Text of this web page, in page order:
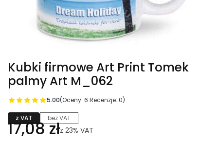
Kubki firmowe Art Print Tomek
palmy Art M_062
5.00(Oceny: 6 Recenzje: 0)
z VAT bez VAT
17,08 złz 23% VAT